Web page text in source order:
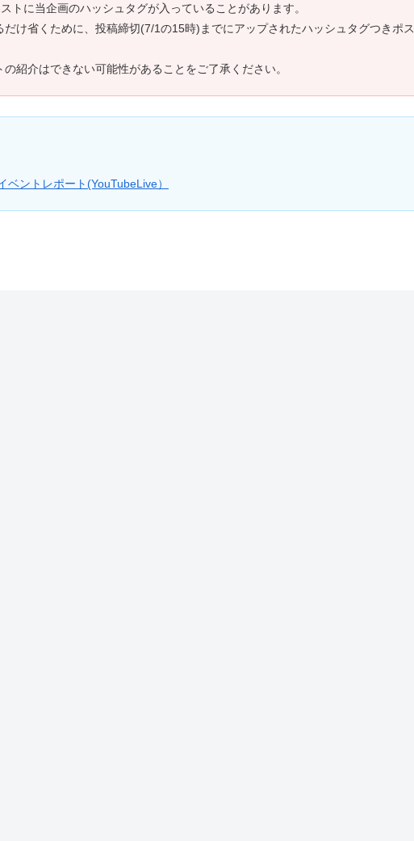
トに当企画のハッシュタグが入っていることがあります。
け省くために、投稿締切(7/1の15時)までにアップされたハッシュタグつきポス
紹介はできない可能性があることをご了承ください。
ントレポート(YouTubeLive）